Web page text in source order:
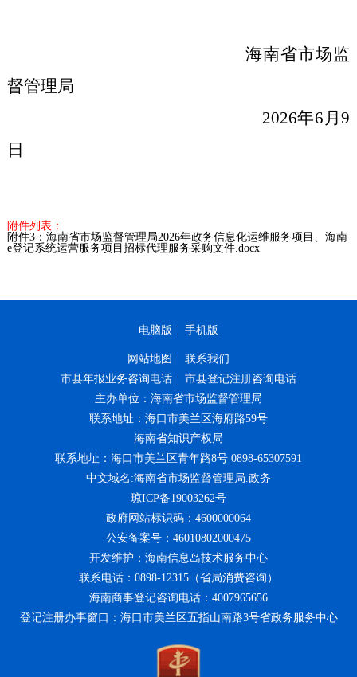
海南省市场监
督管理局
2026年6 月9
日
附件列表：
附件3：海南省市场监督管理局2026年政务信息化运维服务项目、海南
e登记系统运营服务项目招标代理服务采购文件.docx
电脑版 手机版
网站地图
联系我们
市县年报业务咨询电话
市县登记注册咨询电话
主办单位：海南省市场监督管理局
联系地址：海口市美兰区海府路59号
海南省知识产权局
联系地址：海口市美兰区青年路8号 0898-65307591
中文域名:海南省市场监督管理局.政务
琼ICP备19003262号
政府网站标识码：4600000064
公安备案号：46010802000475
开发维护：海南信息岛技术服务中心
联系电话：0898-12315（省局消费咨询）
海南商事登记咨询电话：4007965656
登记注册办事窗口：海口市美兰区五指山南路3号省政务服务中心